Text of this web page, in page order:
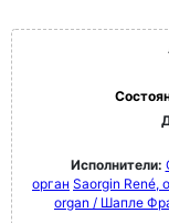
Исполнители:
орган Saorgin René,
organ / Шапле